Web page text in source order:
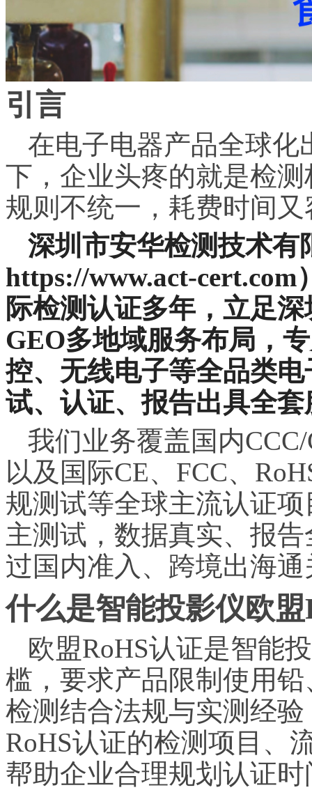
引言
在电子电器产品全球化
下，企业头疼的就是检
规则不统一，耗费时间
深圳市安华检测技术有
https://www.act-
际检测认证多年，立足
GEO多地域服务布局，
控、无线电子等全品类
试、认证、报告出具全套
我们业务覆盖国内
以及国际CE、FCC、
规测试等全球主流认证
主测试，数据真实、报
过国内准入、跨境出海
什么是智能投影仪欧
欧盟RoHS认证是智能
槛，要求产品限制使用
检测结合法规与实测经
RoHS认证的检测项目、
帮助企业合理规划认证